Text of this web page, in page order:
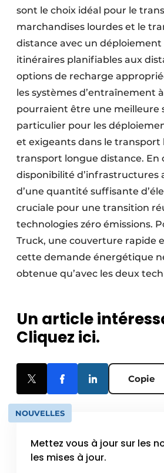
sont le choix idéal pour le
marchandises lourdes et le
distance avec un
itinéraires planifiables aux
options de recharge
les systèmes d’entraînement
pourraient être une meilleure
particulier pour les
et exigeants dans le transport
transport longue distance. En
disponibilité d’infrastructures
d’une quantité suffisante
cruciale pour une transition
technologies zéro émissions.
Truck, une couverture rapide
cette demande énergétique
obtenue qu’avec les deux
Un article
Cliquez ici.
Copie
NOUVELLES
Mettez vous à jour sur les
les mises à jour.